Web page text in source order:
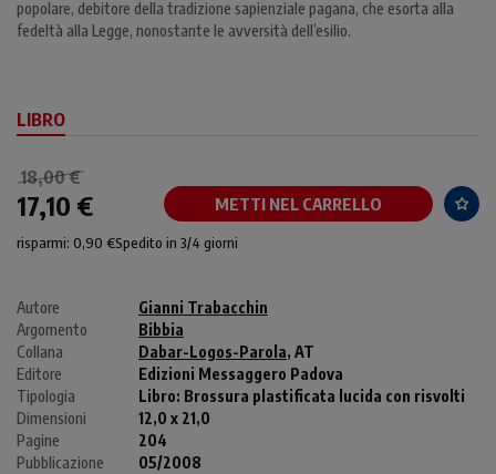
popolare, debitore della tradizione sapienziale pagana, che esorta alla
fedeltà alla Legge, nonostante le avversità dell’esilio.
LIBRO
18,00 €
17,10 € METTI NEL CARRELLO
risparmi: 0,90 €Spedito in 3/4 giorni
Autore
Gianni Trabacchin
Argomento
Bibbia
Collana
Dabar-Logos-Parola, AT
Editore
Edizioni Messaggero Padova
Tipologia
Libro: Brossura plastificata lucida con risvolti
Dimensioni
12,0 x 21,0
Pagine
204
Pubblicazione
05/2008